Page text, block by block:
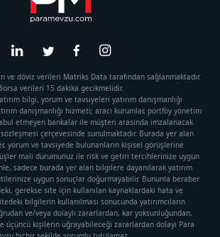
ve döviz verileri Matriks Data tarafından sağlanmaktadır.
verileri 15 dakika gecikmelidir.
bilgi, yorum ve tavsiyeleri yatırım danışmanlığı
danışmanlığı hizmeti; aracı kurumlar, portföy yönetim
etmeyen bankalar ile müşteri arasında imzalanacak
sözleşmesi çerçevesinde sunulmaktadır. Burada yer alan
yorum ve tavsiyede bulunanların kişisel görüşlerine
mali durumunuz ile risk ve getiri tercihlerinize uygun
sadece burada yer alan bilgilere dayanılarak yatırım
uygun sonuçlar doğurmayabilir. Bununla beraber
gerekse site için kullanılan kaynaklardaki hata ve
bilgilerin kullanılması sonucunda yatırımcıların
ve/veya dolaylı zararlardan, kar yoksunluğundan,
üçüncü kişilerin uğrayabileceği zararlardan dolayı Para